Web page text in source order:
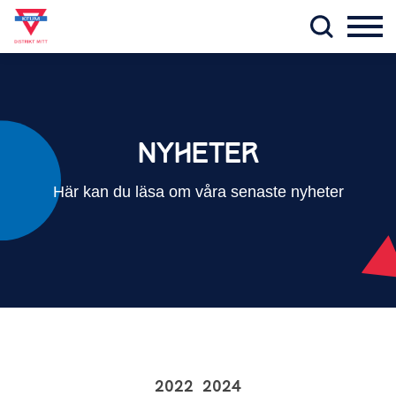
NYHETER
Här kan du läsa om våra senaste nyheter
2024
2022